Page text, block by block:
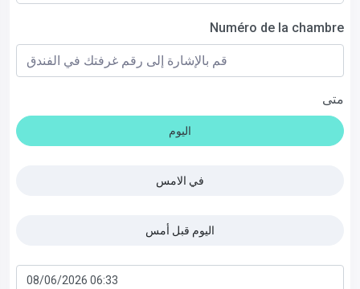
Numéro de la chambre
متى
اليوم
في الامس
اليوم قبل أمس